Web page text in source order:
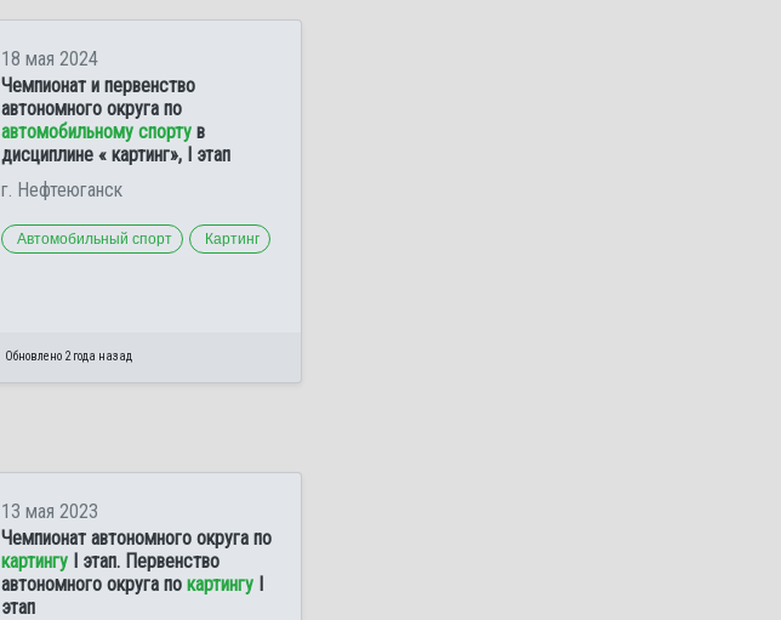
18 мая 2024
Чемпионат и первенство
автономного округа по
автомобильному спорту в
дисциплине « картинг», I этап
г. Нефтеюганск
Автомобильный спорт Картинг
Обновлено 2 года назад
13 мая 2023
Чемпионат автономного округа по
картингу I этап. Первенство
автономного округа по картингу I
этап